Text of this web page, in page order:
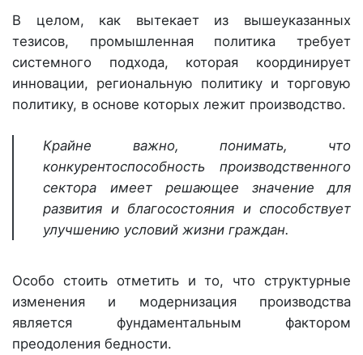
В целом, как вытекает из вышеуказанных
тезисов, промышленная политика требует
системного подхода, которая координирует
инновации, региональную политику и торговую
политику, в основе которых лежит производство.
Крайне важно, понимать, что
конкурентоспособность производственного
сектора имеет решающее значение для
развития и благосостояния и способствует
улучшению условий жизни граждан.
Особо стоить отметить и то, что структурные
изменения и модернизация производства
является фундаментальным фактором
преодоления бедности.